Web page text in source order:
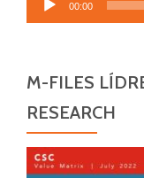
00:00
M-FILES
RESEARCH